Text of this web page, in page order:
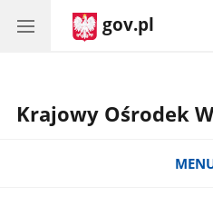
gov.pl
Krajowy Ośrodek